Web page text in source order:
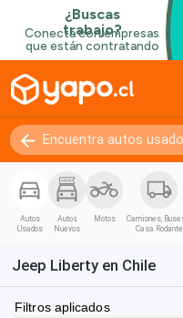
Autos
Usados
Autos
Nuevos
Motos
Camiones,
Casa Rodante
Jeep Liberty en Chile
Filtros aplicados